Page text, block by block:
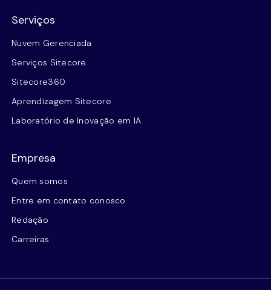
Serviços
Nuvem Gerenciada
Serviços Sitecore
Sitecore360
Aprendizagem Sitecore
Laboratório de Inovação em IA
Empresa
Quem somos
Entre em contato conosco
Redação
Carreiras